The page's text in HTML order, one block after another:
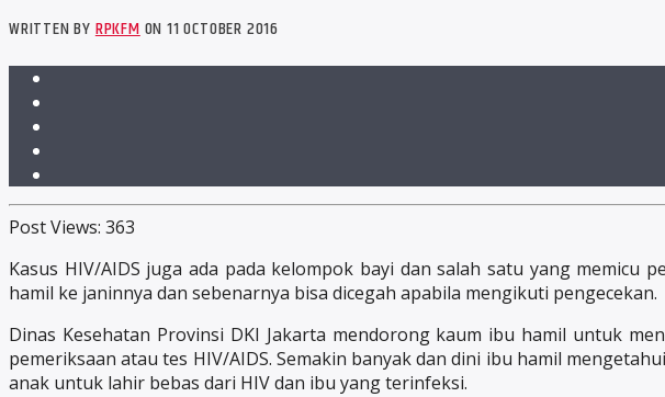
WRITTEN BYRPKFMON 11 OCTOBER 2016
Post Views: 363
Kasus HIV/AIDS juga ada pada kelompok bayi dan salah satu yang memicu
hamil ke janinnya dan sebenarnya bisa dicegah apabila mengikuti pengecekan.
Dinas Kesehatan Provinsi DKI Jakarta mendorong kaum ibu hamil untuk
pemeriksaan atau tes HIV/AIDS. Semakin banyak dan dini ibu hamil
anak untuk lahir bebas dari HIV dan ibu yang terinfeksi.